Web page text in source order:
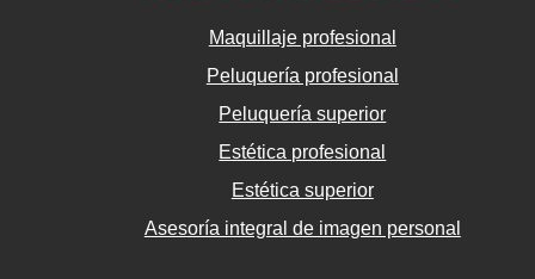
Maquillaje profesional
Peluquería profesional
Peluquería superior
Estética profesional
Estética superior
Asesoría integral de imagen personal